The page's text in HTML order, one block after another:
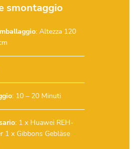
smontaggio
: Altezza 120
: 10 – 20 Minuti
: 1 x Huawei REH-
1 x Gibbons Gebläse